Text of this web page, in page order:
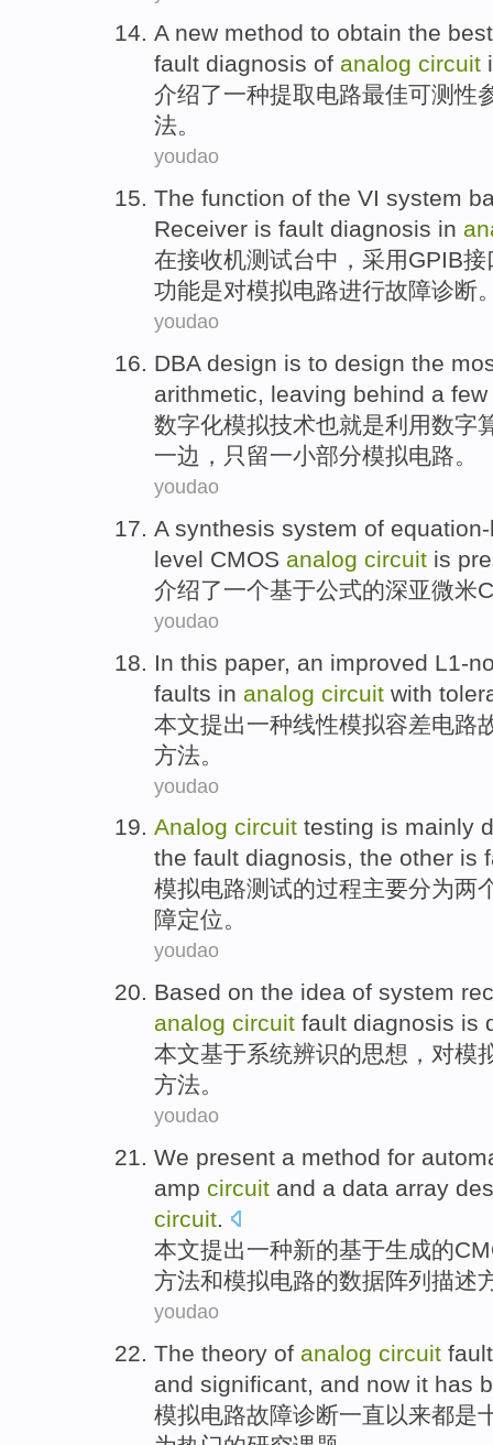
A new method to obtain the best
fault diagnosis of analog circuit
介绍了一种提取电路最佳可测性
法。
youdao
The function of the VI system
Receiver is fault diagnosis in
在接收机测试台中 ，采用GPIB接
功能是对模拟电路进行故障诊断
youdao
DBA design is to design the
arithmetic, leaving behind a few
数字化模拟技术也就是利用数字
一边，只 留一小部分模拟电路。
youdao
A synthesis system of
level CMOS analog circuit is
介绍了一个基于公式的深亚微米
youdao
In this paper, an improved L1-
faults in analog circuit with
本文提出一种线性模拟容差电路
方法。
youdao
Analog circuit testing is mainly
the fault diagnosis, the other is
模拟电路测试的过程主要分为两
障定位。
youdao
Based on the idea of system
analog circuit fault diagnosis is
本文基于系统辨识的思想 ， 对模
方法。
youdao
We present a method for
amp circuit and a data array
circuit.
本文提出一种新的基于生成的
方法和模拟电路的数据阵列 描述
youdao
The theory of analog circuit fault
and significant, and now it has
模拟电路故障诊断一直以来都是